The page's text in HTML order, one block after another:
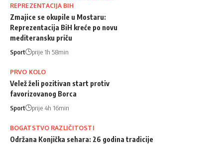
REPREZENTACIJA BIH
Zmajice se okupile u Mostaru:
Reprezentacija BiH kreće po novu
mediteransku priču
Sport prije 1h 58min
PRVO KOLO
Velež želi pozitivan start protiv
favorizovanog Borca
Sport prije 4h 16min
BOGATSTVO RAZLIČITOSTI
Održana Konjička sehara: 26 godina tradicije